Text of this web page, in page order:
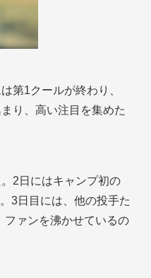
第1クールが終わり、
り、高い注目を集めた
2日にはキャンプ初の
3日目には、他の投手た
ファンを沸かせているの